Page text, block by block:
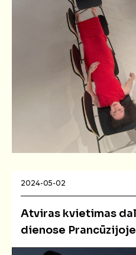
2024-05-02
Atviras kvietimas
dienose Prancūzijoje